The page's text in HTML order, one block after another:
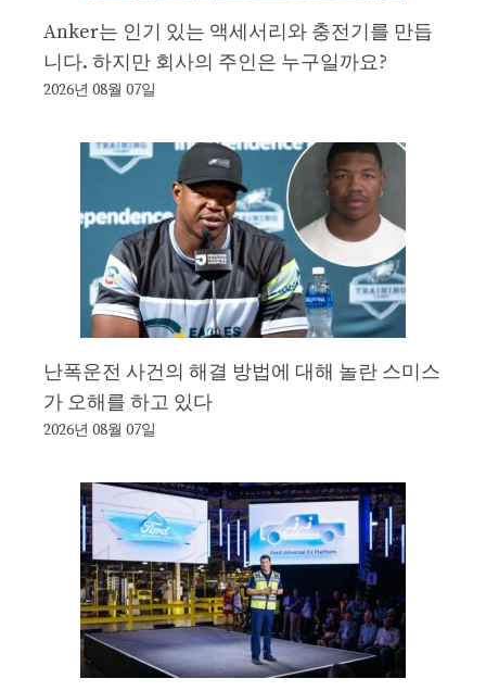
Anker는 인기 있는 액세서리와 충전기를 만듭
니다. 하지만 회사의 주인은 누구일까요?
2026년 08월 07일
난폭운전 사건의 해결 방법에 대해 놀란 스미스
가 오해를 하고 있다
2026년 08월 07일